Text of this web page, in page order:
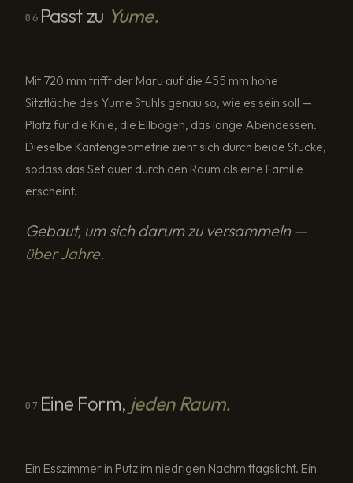
06 Passt zu Yume.
Mit 720 mm trifft der Maru auf die 455 mm hohe
Sitzfläche des Yume Stuhls genau so, wie es sein soll —
Platz für die Knie, die Ellbogen, das lange Abendessen.
Dieselbe Kantengeometrie zieht sich durch beide Stücke,
sodass das Set quer durch den Raum als eine Familie
erscheint.
Gebaut, um sich darum zu versammeln —
über Jahre.
07 Eine Form, jeden Raum.
Ein Esszimmer in Putz im niedrigen Nachmittagslicht. Ein